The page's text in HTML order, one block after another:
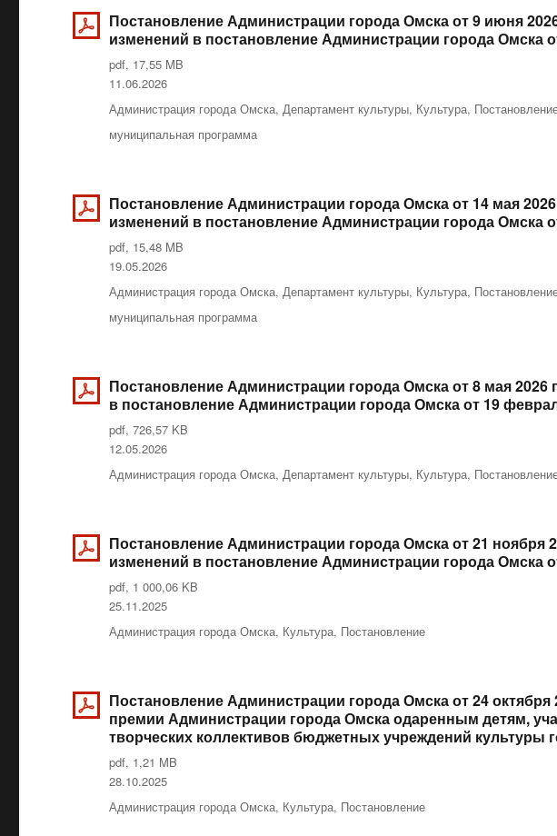
Постановление Администрации города Омска от 9 июня
изменений в постановление Администрации города Омска
pdf, 17,55 MB
Опубликовано
11.06.2026
Рубрики
Администрация города Омска,Департамент культуры, Культура,
Метки
муниципальная программа
Постановление Администрации города Омска от 14 мая
изменений в постановление Администрации города Омска
pdf, 15,48 MB
Опубликовано
19.05.2026
Рубрики
Администрация города Омска,Департамент культуры, Культура,
Метки
муниципальная программа
Постановление Администрации города Омска от 8 мая
в постановление Администрации города Омска от 19
pdf, 726,57 KB
Опубликовано
12.05.2026
Рубрики
Администрация города Омска,Департамент культуры, Культура,
Постановление Администрации города Омска от 21 ноября
изменений в постановление Администрации города Омска
pdf, 1 000,06 KB
Опубликовано
25.11.2025
Рубрики
Администрация города Омска, Культура, Постановление
Постановление Администрации города Омска от 24
премии Администрации города Омска одаренным детям,
творческих коллективов бюджетных учреждений культуры
pdf, 1,21 MB
Опубликовано
28.10.2025
Рубрики
Администрация города Омска, Культура, Постановление